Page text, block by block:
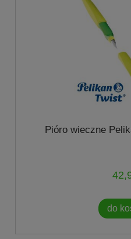
Pióro wieczne
do